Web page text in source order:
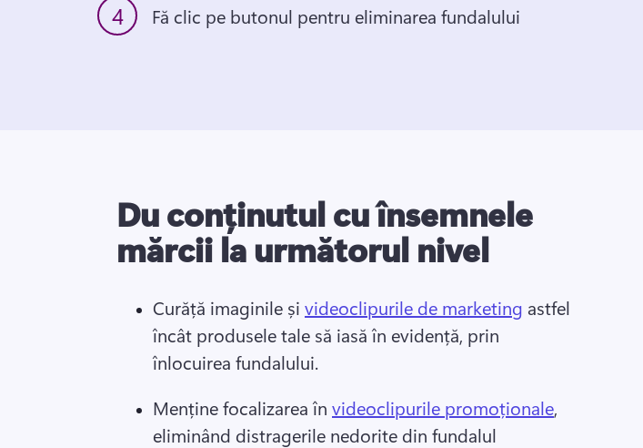
4 Fă clic pe butonul pentru eliminarea fundalului
Du conținutul cu însemnele
mărcii la următorul nivel
Curăță imaginile și videoclipurile de marketing astfel
încât produsele tale să iasă în evidență, prin
înlocuirea fundalului.
Menține focalizarea în videoclipurile promoționale,
eliminând distragerile nedorite din fundalul